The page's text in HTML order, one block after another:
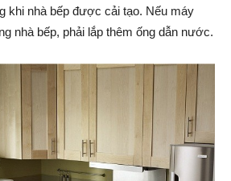
khi nhà bếp được cải tạo. Nếu máy
nhà bếp, phải lắp thêm ống dẫn nước.